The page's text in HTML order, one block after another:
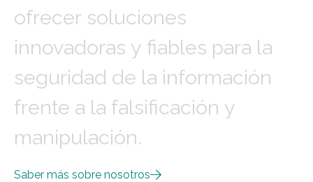
ofrecer soluciones
innovadoras y fiables para la
seguridad de la información
frente a la falsificación y
manipulación.
Saber más sobre nosotros